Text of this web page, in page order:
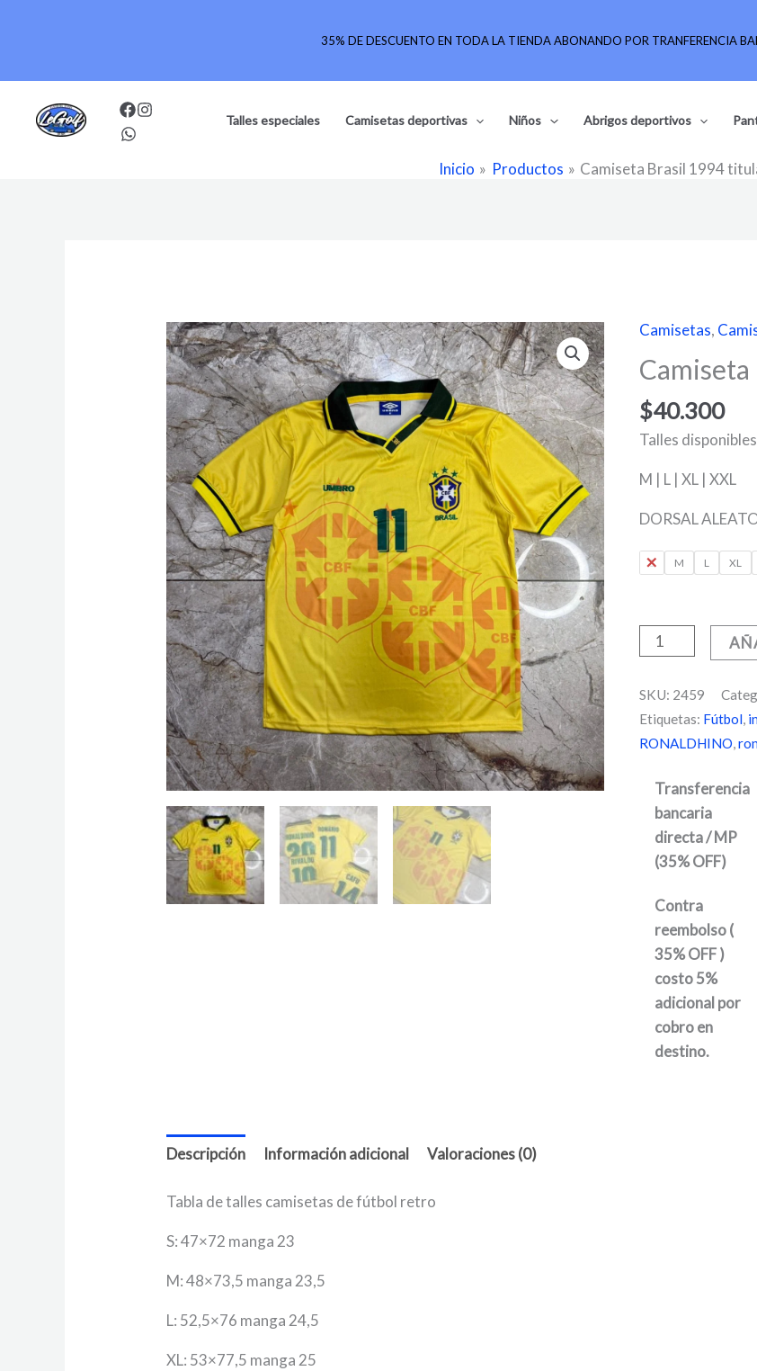
35% DE DESCUENTO EN TODA LA TIENDA ABONANDO POR TRANFERENCIA
Talles especiales Camisetas deportivas Niños Abrigos deportivos
Inicio Productos Camiseta Brasil 1994
Camisetas,
$40.300
Talles
M | L | XL | XXL
DORSAL
S M L XL
Camiseta
Brasil
1994
titular
cantidad
SKU: 2459
Etiquetas: Fútbol,
RONALDHINO
Transferencia
bancaria
directa / MP
(35% OFF)
Contra
reembolso (
35% OFF )
costo 5%
adicional por
cobro en
destino.
Descripción Información adicional Valoraciones (0)
Tabla de talles camisetas de fútbol retro
S: 47×72 manga 23
M: 48×73,5 manga 23,5
L: 52,5×76 manga 24,5
XL: 53×77,5 manga 25